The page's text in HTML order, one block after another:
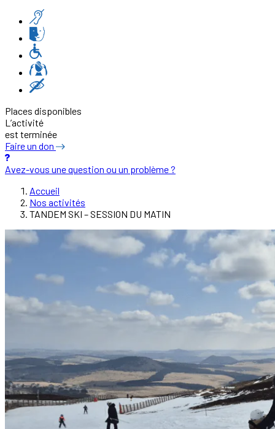
Places disponibles
L’activité
est terminée
Faire un don
Avez-vous une question ou un problème ?
Accueil
Nos activités
TANDEM SKI – SESSION DU MATIN